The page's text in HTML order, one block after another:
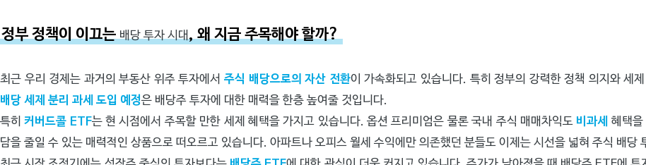
정부 정책이 이끄는배당 투자 시대, 왜 지금 주목해야 할까?
최근 우리 경제는 과거의 부동산 위주 투자에서주식 배당으로의 자산 전환이 가속화되고 있습니다. 특히 정부의 강력한 정책 의지와 세
배당 세제 분리 과세 도입 예정은 배당주 투자에 대한 매력을 한층 높여줄 것입니다.
특히커버드콜 ETF는 현 시점에서 주목할 만한 세제 혜택을 가지고 있습니다. 옵션 프리미엄은 물론 국내 주식 매매차익도 비과세 혜택
담을 줄일 수 있는 매력적인 상품으로 떠오르고 있습니다. 아파트나 오피스 월세 수익에만 의존했던 분들도 이제는 시선을 넓혀 주식 배당